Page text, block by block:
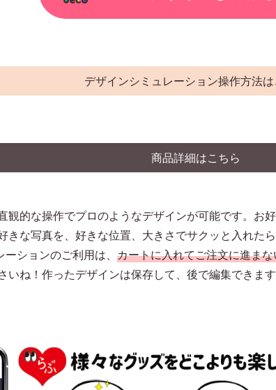
デザインシミュレーション操作方法
商品詳細はこちら
観的な操作でプロのようなデザインが可能です。お
きな写真を、好きな位置、大きさでサクッと入れた
ーションのご利用は、カートに入れてご注文に進ま
いね！作ったデザインは保存して、後で編集できま